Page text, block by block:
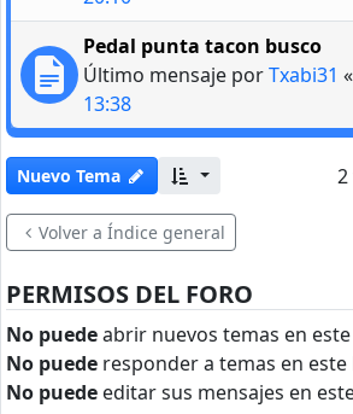
Pedal punta tacon busco
Último mensaje porTxabi31 «
13:38
Nuevo Tema 2
Volver a Índice general
PERMISOS DEL FORO
No puedeabrir nuevos temas en
No puede responder a temas en este
No puede editar sus mensajes en